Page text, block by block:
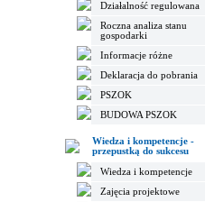
Działalność regulowana
Roczna analiza stanu
gospodarki
Informacje różne
Deklaracja do pobrania
PSZOK
BUDOWA PSZOK
Wiedza i kompetencje -
przepustką do sukcesu
Wiedza i kompetencje
Zajęcia projektowe